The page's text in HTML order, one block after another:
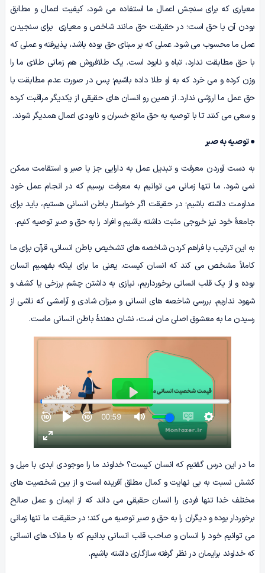
معیاری که برای سنجش اعمال ما استفاده می شود، کیفیت اعمال و مطابق
بودن آن با حق است؛ در حقیقت حق مانند شاخص و معیاری برای سنجیدن
عمل ما محسوب می شود. عملی که بر مبنای حق بوده باشد، پذیرفته و عملی که
با حق مطابقت ندارد، تباه و نابود است. یک طلافروش هم زمانی طلای ما را
وزن کرده و می خرد که به او طلا داده باشیم؛ پس در صورت عدم مطابقت با
حق عمل ما ارزشی ندارد. از همین رو انسان های حقیقی از یکدیگر مراقبت کرده
و سعی می کنند تا با توصیه به حق مانع خسران و نابودی اعمال همدیگر شوند.
●توصیه به صبر
به دست آوردن معرفت و تبدیل عمل به دارایی جز با صبر و استقامت ممکن
نمی شود. ما تنها زمانی می توانیم به معرفت برسیم که در انجام عمل خود
مداومت داشته باشیم؛ در حقیقت اگر خواستار باطن انسانی هستیم، باید برای
جامعۀ خود نیز خروجی مثبت داشته باشیم و افراد را به حق و صبر توصیه کنیم.
به این ترتیب با فراهم کردن شاخصه های تشخیص باطن انسانی، قرآن برای ما
کاملاً مشخص می کند که انسان کیست. یعنی ما برای اینکه بفهمیم انسان
بوده و از یک قلب انسانی برخورداریم، نیازی به داشتن چشم برزخی یا کشف و
شهود نداریم. بررسی شاخصه های انسانی و میزان شادی و آرامشی که ناشی از
رسیدن ما به معشوق اصلی مان است، نشان دهندۀ باطن انسانی ماست.
ما در این درس گفتیم که انسان کیست؟ خداوند ما را موجودی ابدی با میل و
کشش نسبت به بی نهایت و کمال مطلق آفریده است و از بین شخصیت های
مختلف خدا تنها فردی را انسان حقیقی می داند که از ایمان و عمل صالح
برخوردار بوده و دیگران را به حق و صبر توصیه می کند؛ در حقیقت ما تنها زمانی
می توانیم خود را انسان و صاحب قلب انسانی بدانیم که با ملاک های انسانی
که خداوند برایمان در نظر گرفته سازگاری داشته باشیم.